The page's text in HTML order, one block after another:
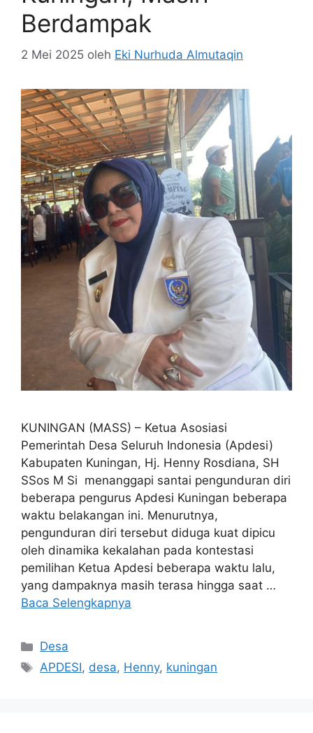
Berdampak
2 Mei 2025 oleh Eki Nurhuda Almutaqin
KUNINGAN (MASS) – Ketua Asosiasi
Pemerintah Desa Seluruh Indonesia (Apdesi)
Kabupaten Kuningan, Hj. Henny Rosdiana, SH
SSos M Si menanggapi santai pengunduran diri
beberapa pengurus Apdesi Kuningan beberapa
waktu belakangan ini. Menurutnya,
pengunduran diri tersebut diduga kuat dipicu
oleh dinamika kekalahan pada kontestasi
pemilihan Ketua Apdesi beberapa waktu lalu,
yang dampaknya masih terasa hingga saat …
Baca Selengkapnya
Kategori
Desa
Tag
APDESI, desa, Henny, kuningan